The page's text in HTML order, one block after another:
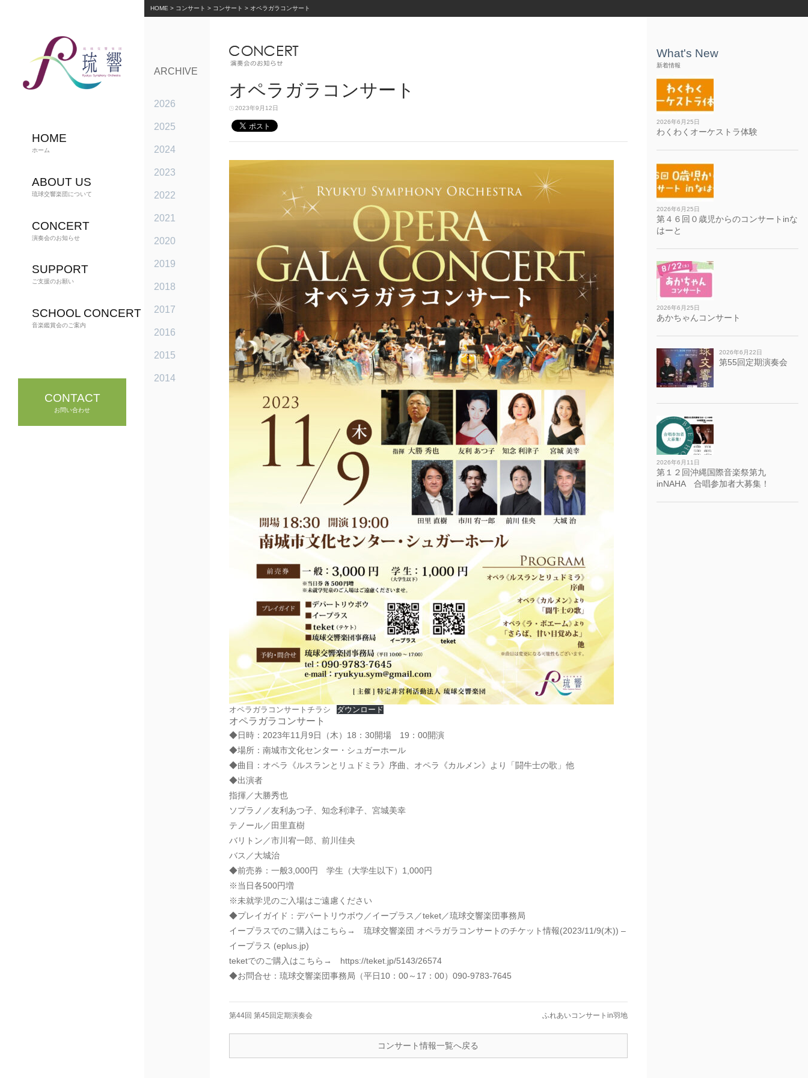
HOME
ホーム
ABOUT US
琉球交響楽団について
CONCERT
演奏会のお知らせ
SUPPORT
ご支援のお願い
SCHOOL CONCERT
音楽鑑賞会のご案内
CONTACT
お問い合わせ
HOME > コンサート > コンサート > オペラガラコンサート
ARCHIVE
2026
2025
2024
2023
2022
2021
2020
2019
2018
2017
2016
2015
2014
オペラガラコンサート
2023年9月12日
オペラガラコンサートチラシ ダウンロード
オペラガラコンサート
◆日時：2023年11月9日（木）18：30開場 19：00開演
◆場所：南城市文化センター・シュガーホール
◆曲目：オペラ《ルスランとリュドミラ》序曲、オペラ《カルメン》より「闘牛士の歌」他
◆出演者
指揮／大勝秀也
ソプラノ／友利あつ子、知念利津子、宮城美幸
テノール／田里直樹
バリトン／市川宥一郎、前川佳央
バス／大城治
◆前売券：一般3,000円 学生（大学生以下）1,000円
※当日各500円増
※未就学児のご入場はご遠慮ください
◆プレイガイド：デパートリウボウ／イープラス／teket／琉球交響楽団事務局
イープラスでのご購入はこちら→琉球交響楽団 オペラガラコンサートのチケット情報(2023/11/9(木)) –
イープラス (eplus.jp)
teketでのご購入はこちら→
https://teket.jp/5143/26574
◆お問合せ：琉球交響楽団事務局（平日10：00～17：00）090-9783-7645
第44回 第45回定期演奏会 ふれあいコンサートin羽地
コンサート情報一覧へ戻る
What's New
新着情報
2026年6月25日
わくわくオーケストラ体験
2026年6月25日
第４６回０歳児からのコンサートinな
はーと
2026年6月25日
あかちゃんコンサート
2026年6月22日
第55回定期演奏会
2026年6月11日
第１２回沖縄国際音楽祭第九
inNAHA 合唱参加者大募集！